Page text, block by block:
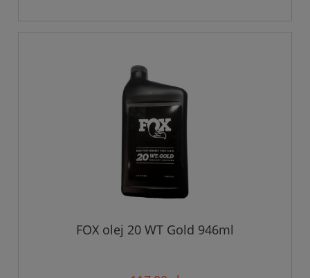
FOX olej 20 WT Gold 946ml